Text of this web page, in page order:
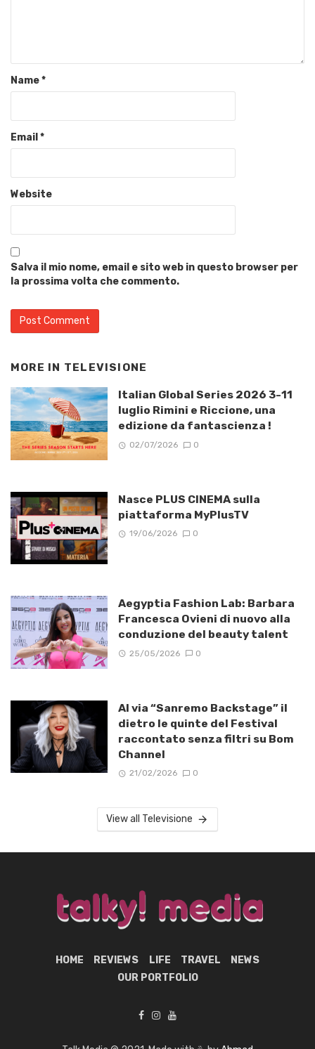
Name*
Email *
Website
Salva il mio nome, email e sito web in questo browser per
la prossima volta che commento.
MORE IN TELEVISIONE
Italian Global Series 2026 3-11
luglio Rimini e Riccione, una
edizione da fantascienza !
02/07/2026 0
Nasce PLUS CINEMA sulla
piattaforma MyPlusTV
19/06/2026 0
Aegyptia Fashion Lab: Barbara
Francesca Ovieni di nuovo alla
conduzione del beauty talent
25/05/2026 0
Al via “Sanremo Backstage” il
dietro le quinte del Festival
raccontato senza filtri su Bom
Channel
21/02/2026 0
View all Televisione
HOME REVIEWS LIFE TRAVEL
NEWS
OUR PORTFOLIO